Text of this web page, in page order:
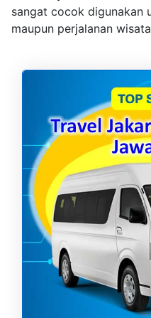
sangat cocok digunakan
maupun perjalanan